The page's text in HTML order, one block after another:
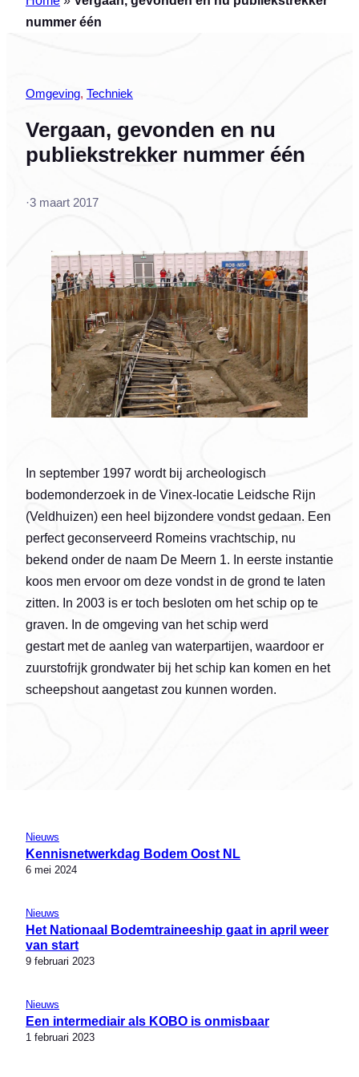
nummer één
Omgeving, Techniek
Vergaan, gevonden en nu
publiekstrekker nummer één
·3 maart 2017
In september 1997 wordt bij archeologisch
bodemonderzoek in de Vinex-locatie Leidsche Rijn
(Veldhuizen) een heel bijzondere vondst gedaan. Een
perfect geconserveerd Romeins vrachtschip, nu
bekend onder de naam De Meern 1. In eerste instantie
koos men ervoor om deze vondst in de grond te laten
zitten. In 2003 is er toch besloten om het schip op te
graven. In de omgeving van het schip werd
gestart met de aanleg van waterpartijen, waardoor er
zuurstofrijk grondwater bij het schip kan komen en het
scheepshout aangetast zou kunnen worden.
Nieuws
Kennisnetwerkdag Bodem Oost NL
6 mei 2024
Nieuws
Het Nationaal Bodemtraineeship gaat in april weer
van start
9 februari 2023
Nieuws
Een intermediair als KOBO is onmisbaar
1 februari 2023